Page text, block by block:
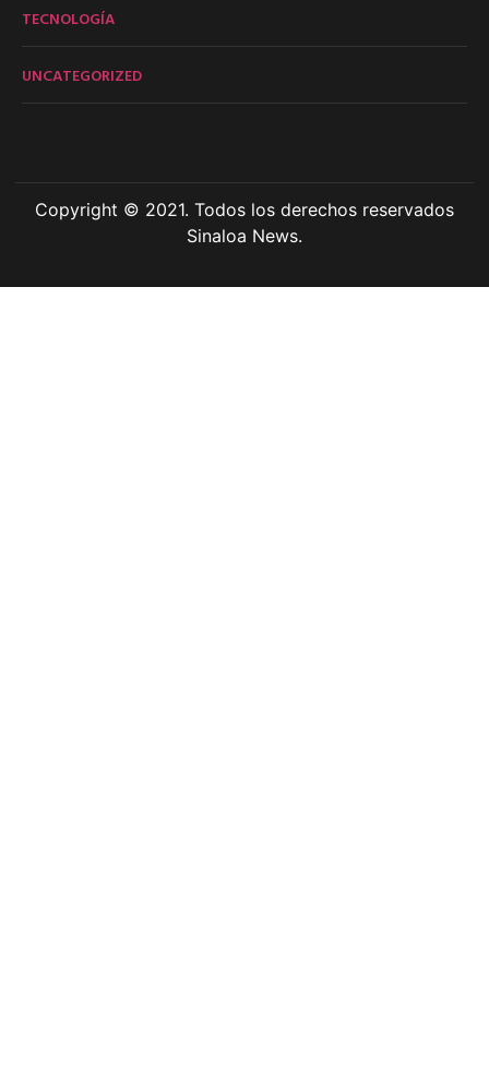
TECNOLOGÍA
UNCATEGORIZED
Copyright © 2021. Todos los derechos reservados
Sinaloa News.